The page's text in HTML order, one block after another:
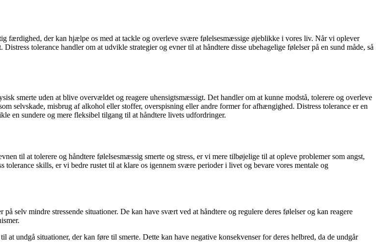
færdighed, der kan hjælpe os med at tackle og overleve svære følelsesmæssige øjeblikke i vores liv. Når vi oplever
tolerance handler om at udvikle strategier og evner til at håndtere disse ubehagelige følelser på en sund måde, så
smerte uden at blive overvældet og reagere uhensigtsmæssigt. Det handler om at kunne modstå, tolerere og overleve
selvskade, misbrug af alkohol eller stoffer, overspisning eller andre former for afhængighed. Distress tolerance er en
en sundere og mere fleksibel tilgang til at håndtere livets udfordringer.
til at tolerere og håndtere følelsesmæssig smerte og stress, er vi mere tilbøjelige til at opleve problemer som angst,
skills, er vi bedre rustet til at klare os igennem svære perioder i livet og bevare vores mentale og
selv mindre stressende situationer. De kan have svært ved at håndtere og regulere deres følelser og kan reagere
at undgå situationer, der kan føre til smerte. Dette kan have negative konsekvenser for deres helbred, da de undgår